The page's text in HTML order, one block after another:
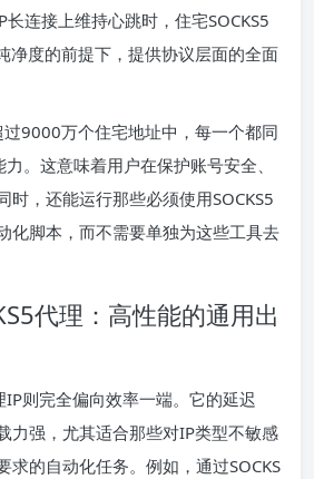
长连接上维持心跳时，住宅SOCKS5
净度的前提下，提供协议层面的全面
过9000万个住宅地址中，每一个都同
。这意味着用户在保护账号安全、
时，还能运行那些必须使用SOCKS5
化脚本，而不需要单独为这些工具去
代理：高性能的通用出
IP则完全偏向效率一端。它的延迟
力强，尤其适合那些对IP类型不敏感
求的自动化任务。例如，通过SOCKS